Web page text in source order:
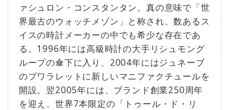
ァシュロン・コンスタンタン。真の意味で「世
界最古のウォッチメゾン」と称され、数あるス
イスの時計メーカーの中でも希少な存在であ
る。1996年には高級時計の大手リシュモング
ループの傘下に入り、2004年にはジュネーブ
のプワラレットに新しいマニファクチュールを
開設。翌2005年には、ブランド創業250周年
を迎え、世界7本限定の「トゥール・ド・リ